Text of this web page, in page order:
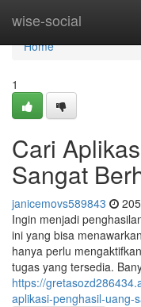
wise-social
Home
Home
1
Cari
Sangat
janicemovs589843
Ingin menjadi
ini yang bisa
hanya perlu
tugas yang tersedia.
https://
aplikasi-penghasil-uang-